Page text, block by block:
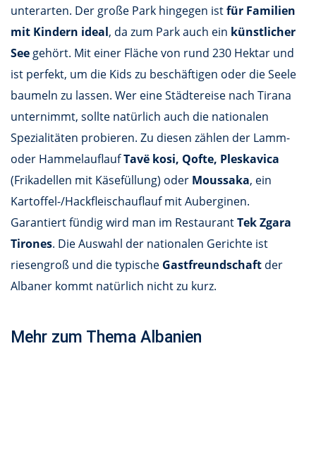
unterarten. Der große Park hingegen istfür Familien
mit Kindern ideal, da zum Park auch ein künstlicher
See gehört. Mit einer Fläche von rund 230 Hektar und
ist perfekt, um die Kids zu beschäftigen oder die Seele
baumeln zu lassen. Wer eine Städtereise nach Tirana
unternimmt, sollte natürlich auch die nationalen
Spezialitäten probieren. Zu diesen zählen der Lamm-
oder HammelauflaufTavë kosi, Qofte, Pleskavica
(Frikadellen mit Käsefüllung) oder Moussaka, ein
Kartoffel-/Hackfleischauflauf mit Auberginen.
Garantiert fündig wird man im RestaurantTek Zgara
Tirones. Die Auswahl der nationalen Gerichte ist
riesengroß und die typische Gastfreundschaft der
Albaner kommt natürlich nicht zu kurz.
Mehr zum Thema Albanien